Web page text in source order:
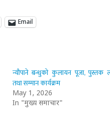
Email
न्यौपाने बन्धुको कुलायन पूजा, पुस्तक
तथा सम्मान कार्यक्रम
May 1, 2026
In "मुख्य समाचार"